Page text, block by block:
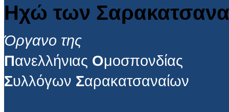
Ηχώ των
Όργανο της
Πανελλήνιας Ομοσπονδίας
Συλλόγων Σαρακατσαναίων